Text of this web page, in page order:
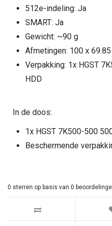
512e-indeling: Ja
SMART: Ja
Gewicht: ~90 g
Afmetingen: 100 x
Verpakking: 1x HGST
HDD
In de doos:
1x HGST 7K500-500
Beschermende
0 sterren op basis van 0